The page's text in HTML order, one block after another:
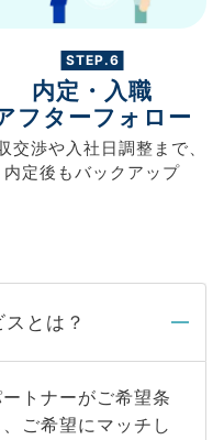
STEP.6
内定・入職
フターフォロー
交渉や入社日調整まで、
内定後もバックアップ
とは？
トナーがご希望条
ご希望にマッチし